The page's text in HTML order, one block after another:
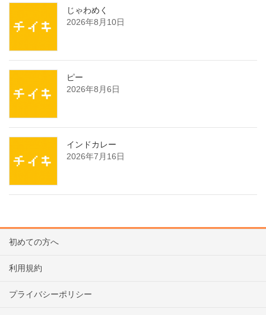
じゃわめく
2026年8月10日
ピー
2026年8月6日
インドカレー
2026年7月16日
初めての方へ
利用規約
プライバシーポリシー